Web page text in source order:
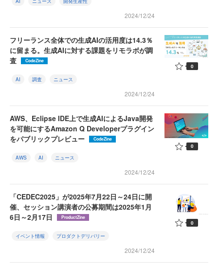
2024/12/24
フリーランス全体での生成AIの活用度は14.3％
に留まる。生成AIに対する課題をリモラボが調
査
CodeZine
AI 調査 ニュース
2024/12/24
0
AWS、Eclipse IDE上で生成AIによるJava開発
を可能にするAmazon Q Developerプラグイン
をパブリックプレビュー
CodeZine
AWS AI ニュース
2024/12/24
0
「CEDEC2025」が2025年7月22日～24日に開
催、セッション講演者の公募期間は2025年1月
6日～2月17日
ProductZine
イベント情報 プロダクトデリバリー
2024/12/24
0